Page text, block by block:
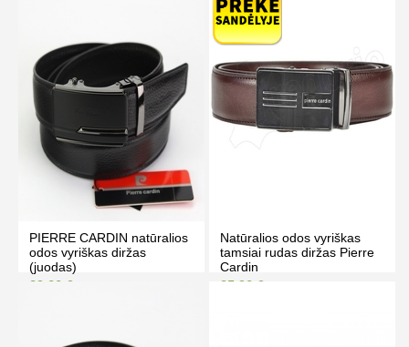
PIERRE CARDIN natūralios
odos vyriškas diržas
(juodas)
39.00 €
PIRKTI
Natūralios odos vyriškas
tamsiai rudas diržas Pierre
Cardin
35.90 €